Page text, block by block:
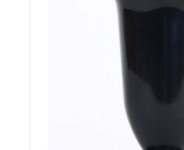
Единица измерения
ЦветНоменклатуры